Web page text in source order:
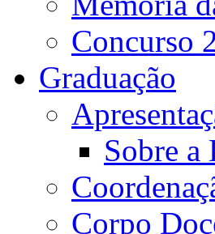
Concurso
Graduação
Sobre a
Corpo